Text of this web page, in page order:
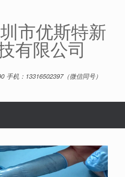
市优斯特新
有限公司
手机：13316502397（微信同号）